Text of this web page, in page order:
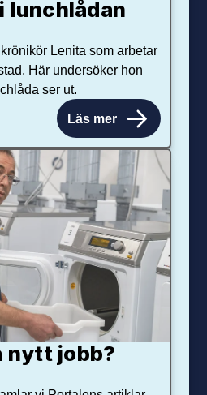
lunchlådan
Lenita som arbetar
Här undersöker hon
ser ut.
Läs mer
nytt jobb?